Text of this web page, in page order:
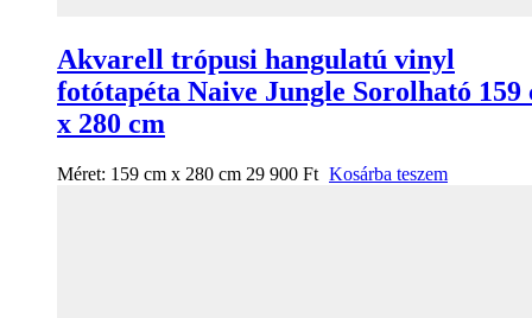
Akvarell trópusi hangulatú vinyl
fotótapéta Naive Jungle Sorolható 159
x 280 cm
Méret: 159 cm x 280 cm 29 900 Ft Kosárba teszem